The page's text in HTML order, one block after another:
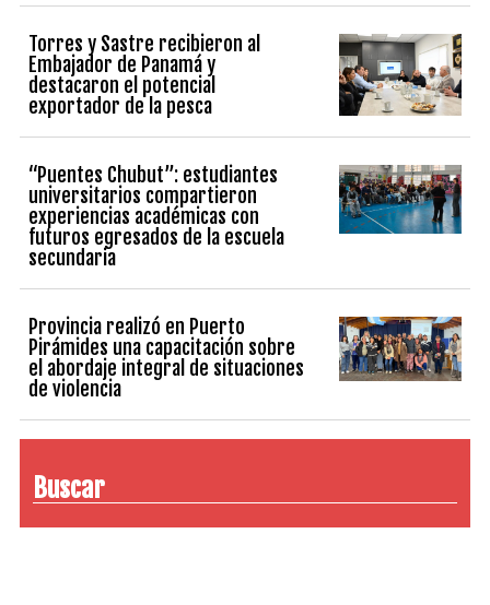
Torres y Sastre recibieron al
Embajador de Panamá y
destacaron el potencial
exportador de la pesca
“Puentes Chubut”: estudiantes
universitarios compartieron
experiencias académicas con
futuros egresados de la escuela
secundaria
Provincia realizó en Puerto
Pirámides una capacitación sobre
el abordaje integral de situaciones
de violencia
Buscar